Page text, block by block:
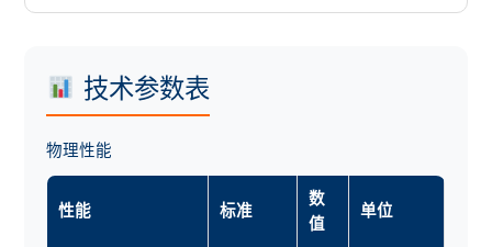
技术参数表
物理性能
性能 标准
数
值
单位